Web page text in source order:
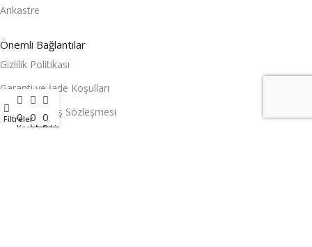
Ankastre
Önemli Bağlantılar
Gizlilik Politikası
Garanti ve İade Koşulları
Mesafeli Satış Sözleşmesi
Filtreler
0
Karşılaştırma
0
İstek Listesi
0
Sepet